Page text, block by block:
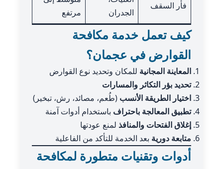
فأر السقف
الجدران
مرتفع
كيف تعمل خدمة مكافحة
القوارض في عجمان؟
المعاينة المجانية للمكان وتحديد نوع القوارض
تحديد بؤر التكاثر والمسارات
اختيار الطريقة الأنسب (طُعم، مصائد، رش، تبخير)
تطبيق المعالجة باحتراف باستخدام أدوات آمنة
إغلاق الفتحات والمنافذ لمنع عودتها
متابعة دورية بعد الخدمة للتأكد من الفاعلية
أدوات وتقنيات متطورة لمكافحة